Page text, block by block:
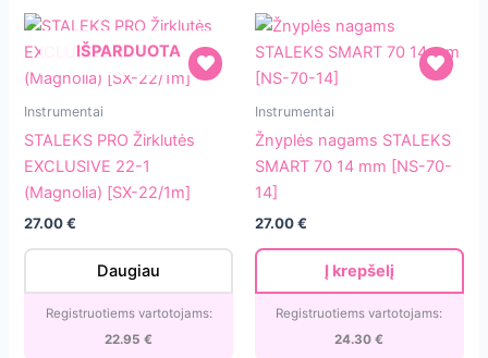
STALEKS
1
22/1m]
IŠPARDUOTA
Instrumentai
STALEKS PRO Žirklutės
EXCLUSIVE 22-1
(Magnolia) [SX-22/1m]
27.00€
Daugiau
Registruotiems vartotojams:
22.95€
Žnyplės
nagams
STALEKS
SMART
14
mm
70-
Instrumentai
Žnyplės nagams STALEKS
SMART 70 14 mm [NS-70-
14]
27.00€
Į krepšelį
Registruotiems vartotojams:
24.30€